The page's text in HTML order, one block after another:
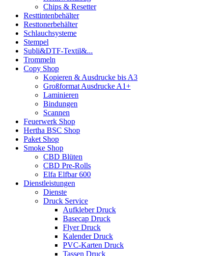
Chips & Resetter
Resttintenbehälter
Resttonerbehälter
Schlauchsysteme
Stempel
Subli&DTF-Textil&...
Trommeln
Copy Shop
Kopieren & Ausdrucke bis A3
Großformat Ausdrucke A1+
Laminieren
Bindungen
Scannen
Feuerwerk Shop
Hertha BSC Shop
Paket Shop
Smoke Shop
CBD Blüten
CBD Pre-Rolls
Elfa Elfbar 600
Dienstleistungen
Dienste
Druck Service
Aufkleber Druck
Basecap Druck
Flyer Druck
Kalender Druck
PVC-Karten Druck
Tassen Druck